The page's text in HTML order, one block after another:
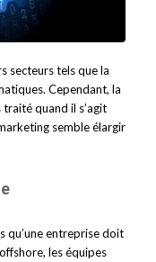
secteurs tels que la
Cependant, la
quand il s’agit
semble élargir
qu’une entreprise doit
les équipes